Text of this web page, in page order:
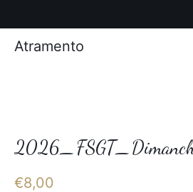
€8,00
Atramento
Photos